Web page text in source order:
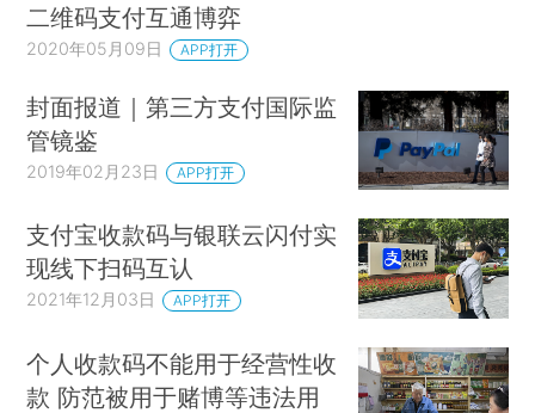
二维码支付互通博弈
2020年05月09日 APP打开
封面报道｜第三方支付国际监
管镜鉴
2019年02月23日 APP打开
支付宝收款码与银联云闪付实
现线下扫码互认
2021年12月03日 APP打开
个人收款码不能用于经营性收
款 防范被用于赌博等违法用